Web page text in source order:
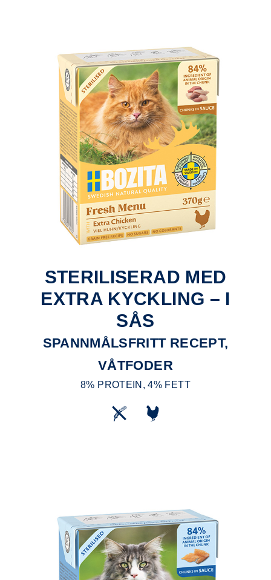
STERILISERAD MED
EXTRA KYCKLING – I
SÅS
SPANNMÅLSFRITT RECEPT,
VÅTFODER
8% PROTEIN, 4% FETT